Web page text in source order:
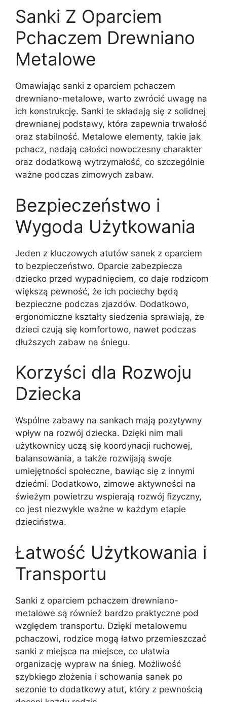
Sanki Z Oparciem
Pchaczem Drewniano
Metalowe
Omawiając sanki z oparciem pchaczem
drewniano-metalowe, warto zwrócić uwagę na
ich konstrukcję. Sanki te składają się z solidnej
drewnianej podstawy, która zapewnia trwałość
oraz stabilność. Metalowe elementy, takie jak
pchacz, nadają całości nowoczesny charakter
oraz dodatkową wytrzymałość, co szczególnie
ważne podczas zimowych zabaw.
Bezpieczeństwo i
Wygoda Użytkowania
Jeden z kluczowych atutów sanek z oparciem
to bezpieczeństwo. Oparcie zabezpiecza
dziecko przed wypadnięciem, co daje rodzicom
większą pewność, że ich pociechy będą
bezpieczne podczas zjazdów. Dodatkowo,
ergonomiczne kształty siedzenia sprawiają, że
dzieci czują się komfortowo, nawet podczas
dłuższych zabaw na śniegu.
Korzyści dla Rozwoju
Dziecka
Wspólne zabawy na sankach mają pozytywny
wpływ na rozwój dziecka. Dzięki nim mali
użytkownicy uczą się koordynacji ruchowej,
balansowania, a także rozwijają swoje
umiejętności społeczne, bawiąc się z innymi
dziećmi. Dodatkowo, zimowe aktywności na
świeżym powietrzu wspierają rozwój fizyczny,
co jest niezwykle ważne w każdym etapie
dzieciństwa.
Łatwość Użytkowania i
Transportu
Sanki z oparciem pchaczem drewniano-
metalowe są również bardzo praktyczne pod
względem transportu. Dzięki metalowemu
pchaczowi, rodzice mogą łatwo przemieszczać
sanki z miejsca na miejsce, co ułatwia
organizację wypraw na śnieg. Możliwość
szybkiego złożenia i schowania sanek po
sezonie to dodatkowy atut, który z pewnością